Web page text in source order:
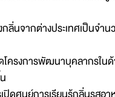
กลิ่นจากต่างประเทศเป็น
ครงการพัฒนาบุคลากรใน